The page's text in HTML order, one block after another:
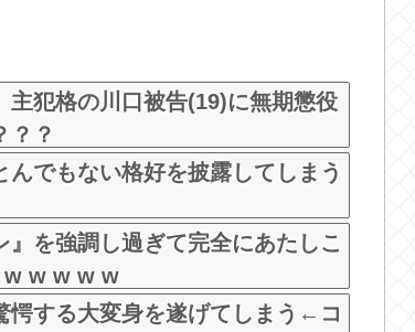
出てくるた...
主犯格の川口被告(19)に無期懲役
？？
んでもない格好を披露してしまう
』を強調し過ぎて完全にあたしこ
w w w w w
愕する大変身を遂げてしまう←コ